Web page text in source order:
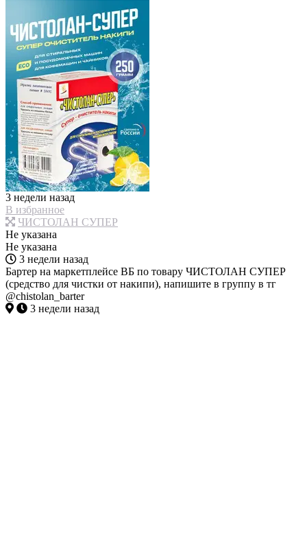
3 недели назад
В избранное
ЧИСТОЛАН СУПЕР
Не указана
Не указана
3 недели назад
Бартер на маркетплейсе ВБ по товару ЧИСТОЛАН СУПЕР
(средство для чистки от накипи), напишите в группу в тг
@chistolan_barter
3 недели назад